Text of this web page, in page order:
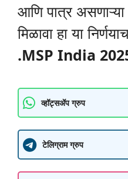
आणि पात्र
मिळावा हा या
.MSP India
व्हॉट्सॲप ग्रुप
टेलिग्राम ग्रुप